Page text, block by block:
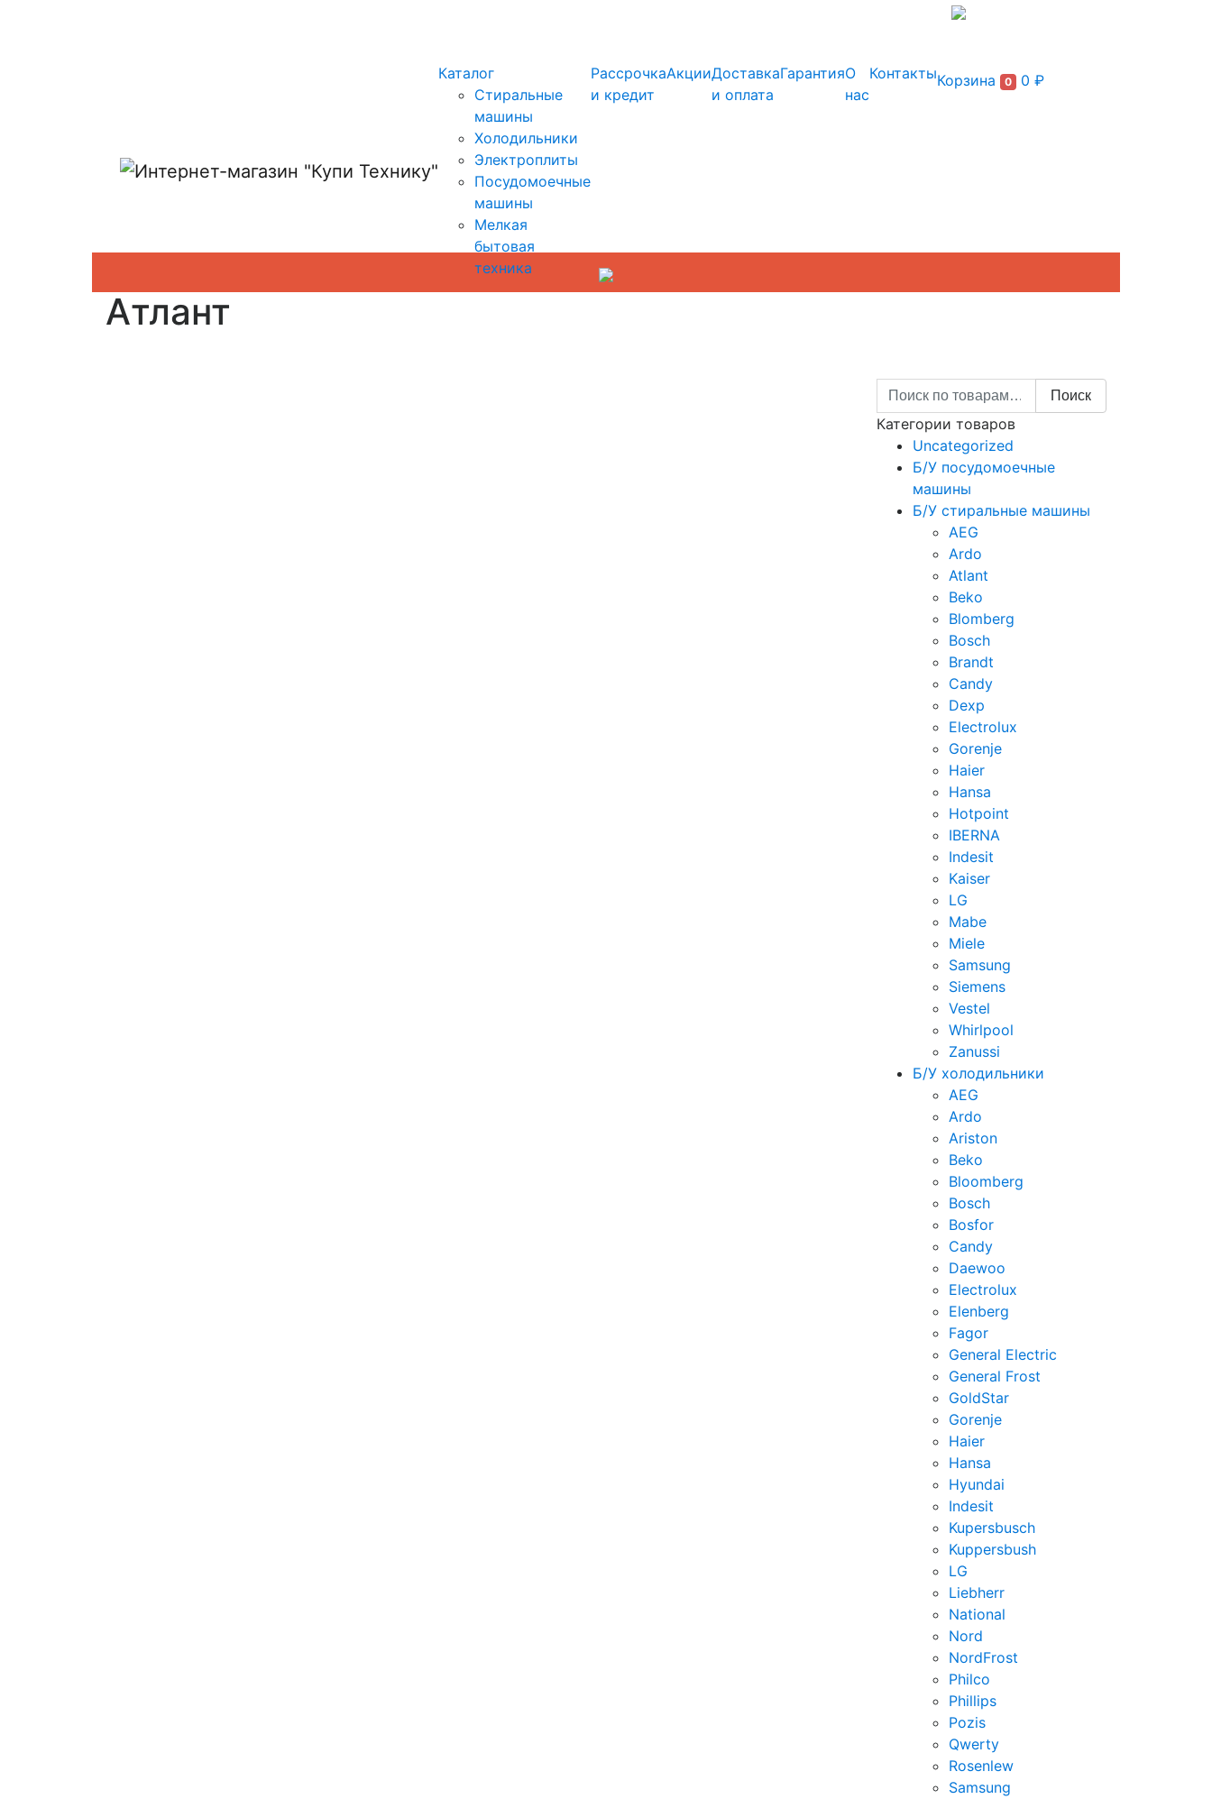
Каталог
Стиральные
машины
Холодильники
Электроплиты
Посудомоечные
машины
Мелкая
бытовая
техника
Рассрочка
и кредит
АкцииДоставка
и оплата
ГарантияО
нас
КонтактыКорзина 0 0 ₽
Атлант
Искать: Поиск
Категории товаров
Uncategorized
Б/У посудомоечные
машины
Б/У стиральные машины
AEG
Ardo
Atlant
Beko
Blomberg
Bosch
Brandt
Candy
Dexp
Electrolux
Gorenje
Haier
Hansa
Hotpoint
IBERNA
Indesit
Kaiser
LG
Mabe
Miele
Samsung
Siemens
Vestel
Whirlpool
Zanussi
Б/У холодильники
AEG
Ardo
Ariston
Beko
Bloomberg
Bosch
Bosfor
Candy
Daewoo
Electrolux
Elenberg
Fagor
General Electric
General Frost
GoldStar
Gorenje
Haier
Hansa
Hyundai
Indesit
Kupersbusch
Kuppersbush
LG
Liebherr
National
Nord
NordFrost
Philco
Phillips
Pozis
Qwerty
Rosenlew
Samsung